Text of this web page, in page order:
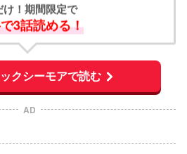
け！期間限定で
3話読める！
クシーモアで読む
AD